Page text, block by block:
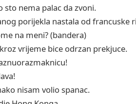
sto nema palac da zvoni.
porijekla nastala od francuske
na meni? (bandera)
vrijeme bice odrzan prekjuce.
nisam volio spanac.